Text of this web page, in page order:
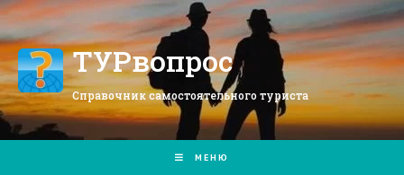
Перейти
к
содержимомуТУРвопрос
Справочник самостоятельного туриста
МЕНЮ